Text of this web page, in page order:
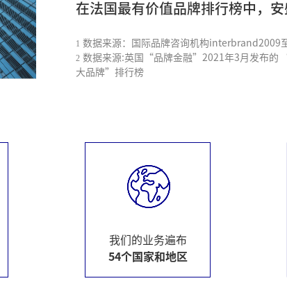
在法国最有价值品牌排行榜中，
1 数据来源：国际品牌咨询机构interbrand2009
2 数据来源:英国“品牌金融”2021年3月发布的
大品牌”排行榜
我们的业务遍布
54个国家和地区